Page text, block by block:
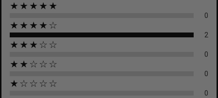
★★★★★
0
★★★★☆
2
★★★☆☆
0
★★☆☆☆
0
★☆☆☆☆
0